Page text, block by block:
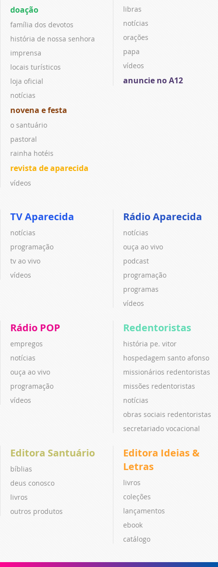
doação
família dos devotos
história de nossa senhora
imprensa
locais turísticos
loja oficial
notícias
novena e festa
o santuário
pastoral
rainha hotéis
revista de aparecida
vídeos
libras
notícias
orações
papa
vídeos
anuncie no A12
TV Aparecida
notícias
programação
tv ao vivo
vídeos
Rádio Aparecida
notícias
ouça ao vivo
podcast
programação
programas
vídeos
Rádio POP
empregos
notícias
ouça ao vivo
programação
vídeos
Redentoristas
história pe. vitor
hospedagem santo afonso
missionários redentoristas
missões redentoristas
notícias
obras sociais redentoristas
secretariado vocacional
Editora Santuário
bíblias
deus conosco
livros
outros produtos
Editora Ideias &
Letras
livros
coleções
lançamentos
ebook
catálogo